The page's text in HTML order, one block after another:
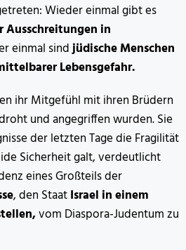
Wieder einmal gibt es
Ausschreitungen in
einmal sindjüdische Menschen
Lebensgefahr.
ihr Mitgefühl mit ihren Brüdern
und angegriffen wurden. Sie
der letzten Tage die Fragilität
Sicherheit galt, verdeutlicht
eines Großteils der
, den StaatIsrael in einem
vom Diaspora-Judentum zu